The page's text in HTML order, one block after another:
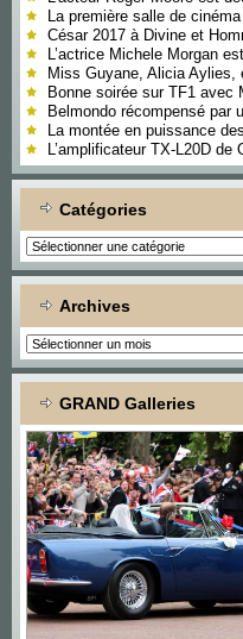
La première salle de
César 2017 à Divine et
L’actrice Michele Morgan
Miss Guyane, Alicia Aylies,
Bonne soirée sur TF1 avec
Belmondo récompensé par
La montée en puissance
L’amplificateur TX-L20D
Catégories
Catégories
Archives
Archives
GRAND Galleries